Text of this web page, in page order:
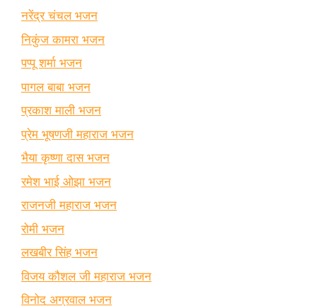
नरेंद्र चंचल भजन
निकुंज कामरा भजन
पप्पू शर्मा भजन
पागल बाबा भजन
प्रकाश माली भजन
प्रेम भूषणजी महाराज भजन
भैया कृष्णा दास भजन
रमेश भाई ओझा भजन
राजनजी महाराज भजन
रोमी भजन
लखबीर सिंह भजन
विजय कौशल जी महाराज भजन
विनोद अग्रवाल भजन